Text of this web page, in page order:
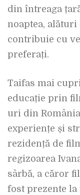
din întreaga
noaptea,
contribuie cu
preferați.
Taifas mai
educație prin
uri din
experiențe și
rezidență de
regizoarea
sârbă, a căror
fost prezente